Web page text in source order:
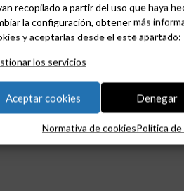
recopilado a partir del uso que haya
la configuración, obtener más
y aceptarlas desde el este apartado:
los servicios
Aceptar cookies Denegar
Normativa de cookiesPolítica de